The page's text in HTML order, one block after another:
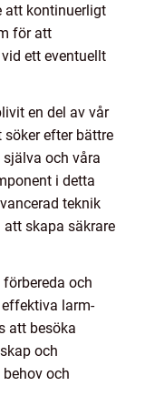
att kontinuerligt
för att
ett eventuellt
en del av vår
efter bättre
och våra
i detta
teknik
skapa säkrare
och
larm-
att besöka
och
och